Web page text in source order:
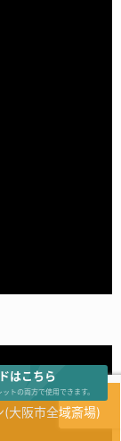
(大阪市全域斎場)
はこちら
トの両方で使用できます。